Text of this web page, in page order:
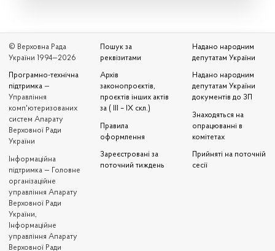
© Верховна Рада
України 1994—2026
Програмно-технічна
підтримка —
Управління
комп'ютеризованих
систем Апарату
Верховної Ради
України
Iнформаційна
підтримка — Головне
організаційне
управління Апарату
Верховної Ради
України,
Інформаційне
управління Апарату
Верховної Ради
Пошук за
реквізитами
Архів
законопроєктів,
проєктів інших актів
за ( III – IX скл.)
Правила
оформлення
Зареєстровані за
поточний тиждень
Надано народним
депутатам України
Надано народним
депутатам України
документів до ЗП
Знаходяться на
опрацюванні в
комітетах
Прийняті на поточній
сесії